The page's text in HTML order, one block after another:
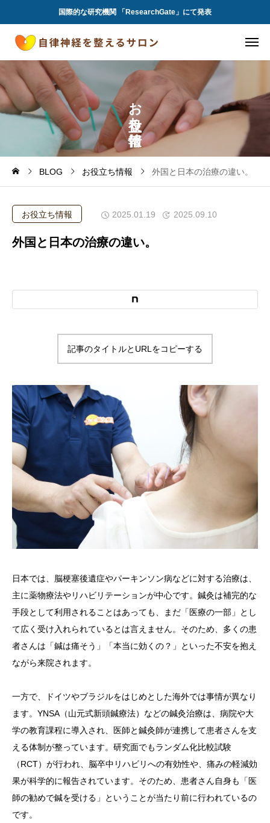
国際的な研究機関 「ResearchGate」にて発表
お
ち
BLOG お役立ち情報 外国と日本の治療の違い。
お役立ち情報 2025.01.19 2025.09.10
外国と日本の治療の違い。
記事のタイトルとURLをコピーする
日本では、脳梗塞後遺症やパーキンソン病などに対する治療は、
主に薬物療法やリハビリテーションが中心です。鍼灸は補完的な
手段として利用されることはあっても、まだ「医療の一部」とし
て広く受け入れられているとは言えません。そのため、多くの患
者さんは「鍼は痛そう」「本当に効くの？」といった不安を抱え
ながら来院されます。
一方で、ドイツやブラジルをはじめとした海外では事情が異なり
ます。YNSA（山元式新頭鍼療法）などの鍼灸治療は、病院や大
学の教育課程に導入され、医師と鍼灸師が連携して患者さんを支
える体制が整っています。研究面でもランダム化比較試験
（RCT）が行われ、脳卒中リハビリへの有効性や、痛みの軽減効
果が科学的に報告されています。そのため、患者さん自身も「医
師の勧めで鍼を受ける」ということが当たり前に行われているの
です。